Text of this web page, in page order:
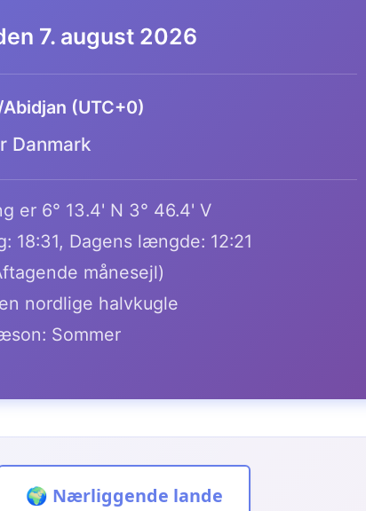
7. august 2026
(UTC+0)
Danmark
er 6° 13.4' N 3° 46.4' V
18:31, Dagens længde: 12:21
månesejl)
nordlige halvkugle
Sommer
🌍 Nærliggende lande